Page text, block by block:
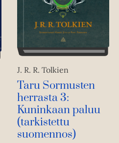
J. R. R. Tolkien
Taru Sormusten
herrasta 3:
Kuninkaan paluu
(tarkistettu
suomennos)